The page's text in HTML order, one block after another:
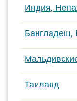
Индия,
Бангладеш,
Таиланд